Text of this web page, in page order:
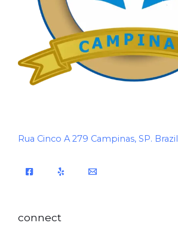
Rua Cinco A 279 Campinas, SP. Brazil
connect